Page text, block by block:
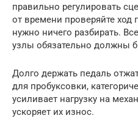
правильно регулировать
от времени проверяйте ход
нужно ничего разбирать.
узлы обязательно должны
Долго держать педаль
для пробуксовки,
усиливает нагрузку на
ускоряет их износ.